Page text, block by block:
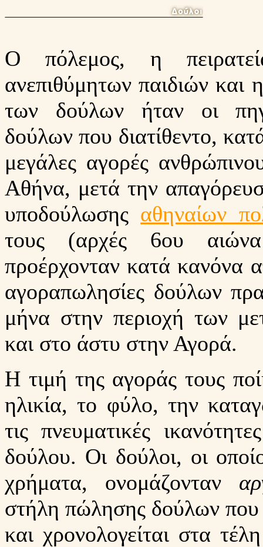
Ο πόλεμος, η
ανεπιθύμητων παιδιών και
των δούλων ήταν οι
δούλων που διατίθεντο,
μεγάλες αγορές
Aθήνα, μετά την
υποδούλωσης αθηναίων
τους (αρχές 6ου
προέρχονταν κατά κανόνα
αγοραπωλησίες δούλων
μήνα στην περιοχή των
και στο άστυ στην Αγορά.
Η τιμή της αγοράς τους
ηλικία, το φύλο, την
τις πνευματικές
δούλου. Oι δούλοι, οι
χρήματα, ονομάζονταν
στήλη πώλησης δούλων που
και χρονολογείται στα